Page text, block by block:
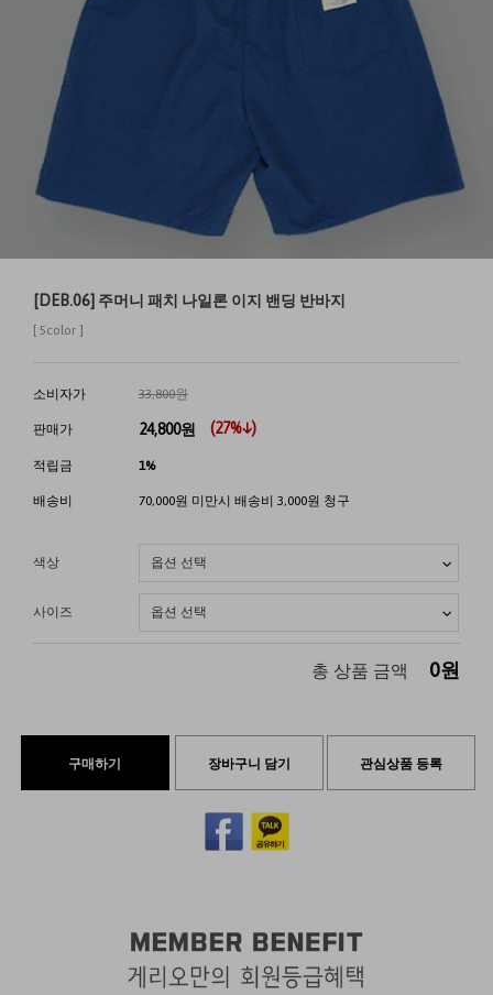
[DEB.06] 주머니 패치 나일론 이지 밴딩 반바지
[ 5color ]
소비자가 33,800원
판매가 24,800원 (27%↓)
적립금 1%
배송비 70,000원 미만시 배송비 3,000원 청구
색상
사이즈
총 상품 금액 0원
구매하기 장바구니 담기 관심상품 등록